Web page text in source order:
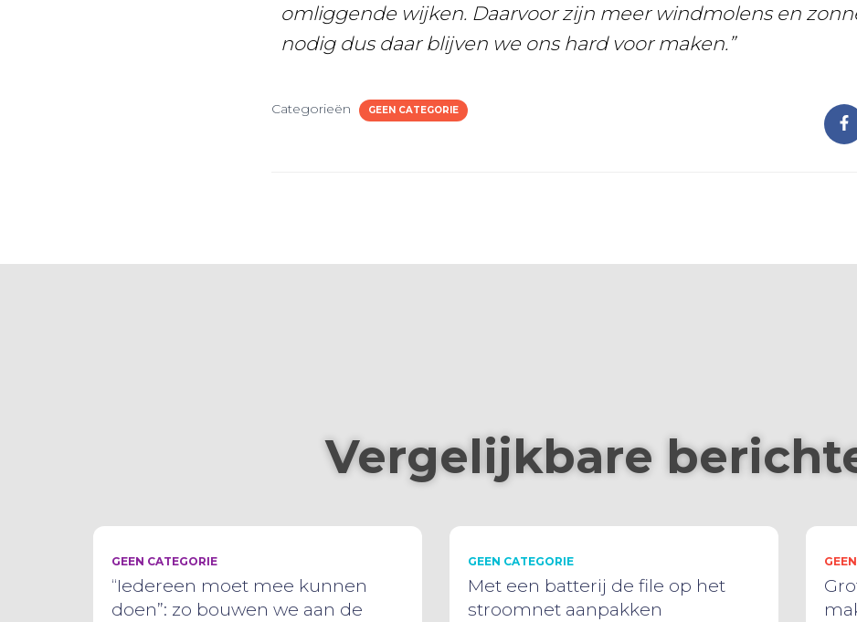
omliggende wijken. Daarvoor zijn meer windmolens en
nodig dus daar blijven we ons hard voor maken.”
Categorieën GEEN CATEGORIE
Vergelijkbare
GEEN CATEGORIE
“Iedereen moet mee kunnen
doen”: zo bouwen we aan de
GEEN CATEGORIE
Met een batterij de file op het
stroomnet aanpakken